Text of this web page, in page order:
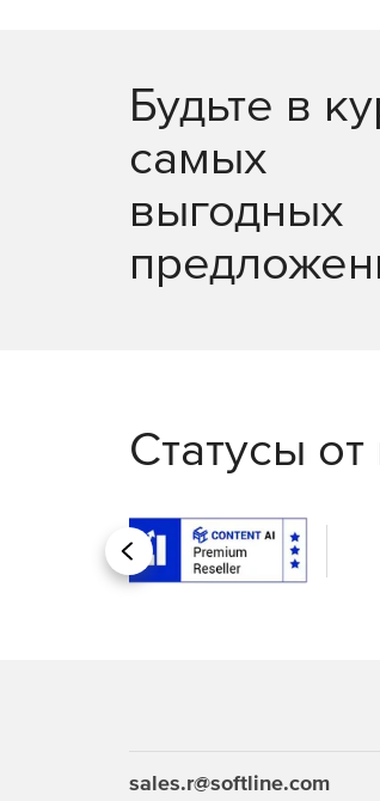
V-Ray Education Collection
студентов и
Каждая лицензия включает
универсальный
Render Node и один
пользователи могут
Лицензии V-Ray Education
использоваться только в
Будьте в
самых
выгодных
Статусы
Назад
sales.r@softline.com